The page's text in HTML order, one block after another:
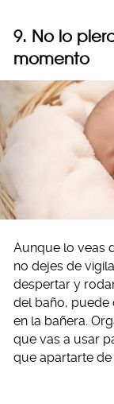
9. No lo
momento
Aunque lo veas
no dejes de
despertar y
del baño,
en la bañera.
que vas a usar
que apartarte de